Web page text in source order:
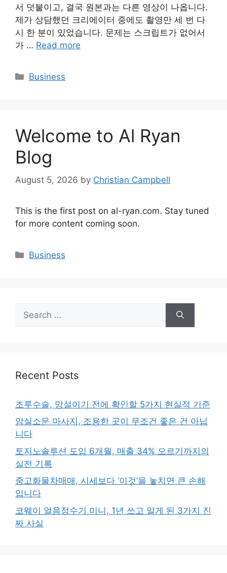
서 덧붙이고, 결국 원본과는 다른 영상이 나옵니다.
제가 상담했던 크리에이터 중에도 촬영만 세 번 다
시 한 분이 있었습니다. 문제는 스크립트가 없어서
가 … Read more
Categories
Business
Welcome to Al Ryan
Blog
August 5, 2026 by Christian Campbell
This is the first post on al-ryan.com. Stay tuned
for more content coming soon.
Categories
Business
for:
Recent Posts
조루수술, 망설이기 전에 확인할 5가지 현실적 기준
암실소문 마사지, 조용한 곳이 무조건 좋은 건 아닙
니다
토지노솔루션 도입 6개월, 매출 34% 오르기까지의
실전 기록
중고화물차매매, 시세보다 ‘이것’을 놓치면 큰 손해
입니다
코웨이 얼음정수기 미니, 1년 쓰고 알게 된 3가지 진
짜 사실